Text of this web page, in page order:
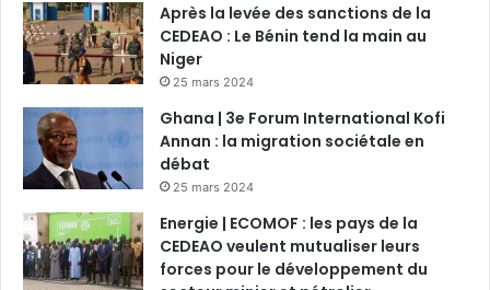
Après la levée des sanctions de la
CEDEAO : Le Bénin tend la main au
Niger
25 mars 2024
Ghana | 3e Forum International Kofi
Annan : la migration sociétale en
débat
25 mars 2024
Energie | ECOMOF : les pays de la
CEDEAO veulent mutualiser leurs
forces pour le développement du